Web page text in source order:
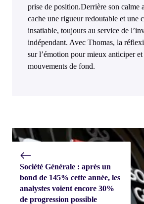
prise de position.Derrière son calme
cache une rigueur redoutable et une
insatiable, toujours au service de
indépendant. Avec Thomas, la
sur l’émotion pour mieux anticiper
mouvements de fond.
Société Générale : après un
bond de 145% cette année, les
analystes voient encore 30%
de progression possible